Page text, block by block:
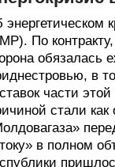
энергетическом
По
обязалась
в
части
стали как
в полном